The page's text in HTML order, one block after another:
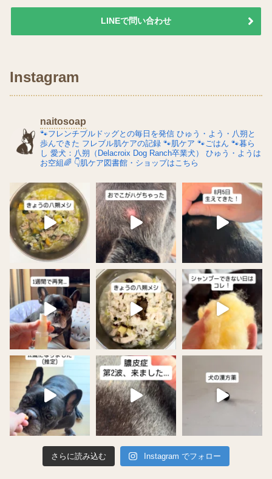
LINEで問い合わせ
Instagram
naitosoap
🐾フレンチブルドッグとの毎日を発信 ひゅう・よう・八朔と
歩んできた フレブル肌ケアの記録 🐾肌ケア 🐾ごはん 🐾暮ら
し 愛犬：八朔（Delacroix Dog Ranch卒業犬）
ひゅう・ようは
お空組🌈 👇肌ケア図書館・ショップはこちら
さらに読み込む Instagram でフォロー